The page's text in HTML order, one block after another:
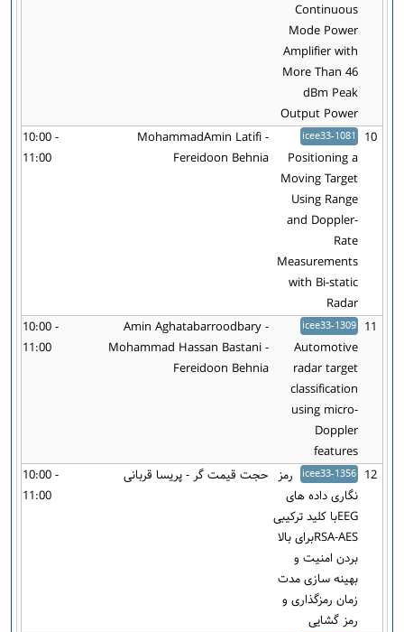
Continuous
Mode Power
Amplifier with
More Than 46
dBm Peak
Output Power
10
icee33-1081
Positioning a
Moving Target
Using Range
and Doppler-
Rate
Measurements
with Bi-static
Radar
MohammadAmin Latifi -
Fereidoon Behnia
10:00 -
11:00
11
icee33-1309
Automotive
radar target
classification
using micro-
Doppler
features
Amin Aghatabarroodbary -
Mohammad Hassan Bastani -
Fereidoon ‌‌Behnia
10:00 -
11:00
12
icee33-1356
رمز
نگاری داده های
EEGبا کلید ترکیبی
RSA-AESبرای بالا
بردن امنیت و
بهینه سازی مدت
زمان رمزگذاری و
رمز گشایی
حجت قیمت گر - پریسا قربانی
10:00 -
11:00